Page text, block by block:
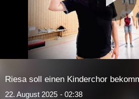
Riesa soll einen Kinderchor
22. August 2025 - 02:38